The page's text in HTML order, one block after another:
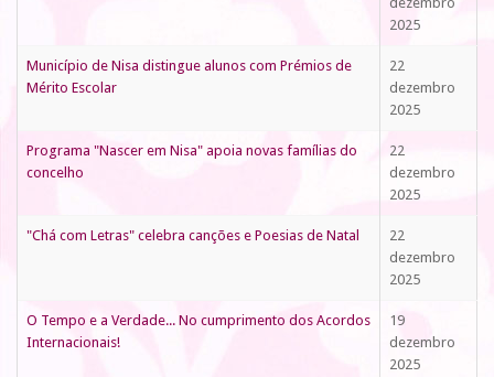
2025
Município de Nisa distingue alunos com Prémios de
Mérito Escolar
22
dezembro
2025
Programa "Nascer em Nisa" apoia novas famílias do
concelho
22
dezembro
2025
"Chá com Letras" celebra canções e Poesias de Natal
22
dezembro
2025
O Tempo e a Verdade... No cumprimento dos Acordos
Internacionais!
19
dezembro
2025